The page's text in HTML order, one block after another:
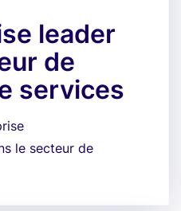
leader
de
services
le secteur de